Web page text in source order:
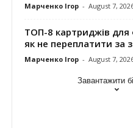
Марченко Ігор - August 7,
ТОП-8 картриджів для
як не переплатити за
Марченко Ігор - August 7,
Завантажити